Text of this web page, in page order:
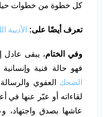
كل خطوة من خطوات
تعرف أيضًا على: الأديبة
وفي الختام، يبقى عادل
فهو حالة فنية
الضحك العفوي
لقاءاته أو عبّر عنها في
عاشها بصدق واجتهاد،